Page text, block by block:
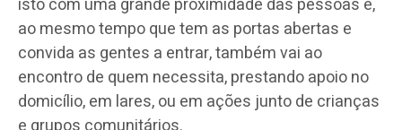
isto com uma grande proximidade das pessoas e,
ao mesmo tempo que tem as portas abertas e
convida as gentes a entrar, também vai ao
encontro de quem necessita, prestando apoio no
domicílio, em lares, ou em ações junto de crianças